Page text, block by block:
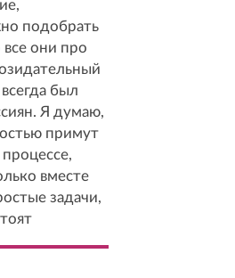
подобрать
они про
был
Я думаю,
примут
вместе
задачи,